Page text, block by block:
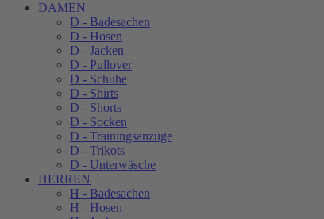
DAMEN
D - Badesachen
D - Hosen
D - Jacken
D - Pullover
D - Schuhe
D - Shirts
D - Shorts
D - Socken
D - Trainingsanzüge
D - Trikots
D - Unterwäsche
HERREN
H - Badesachen
H - Hosen